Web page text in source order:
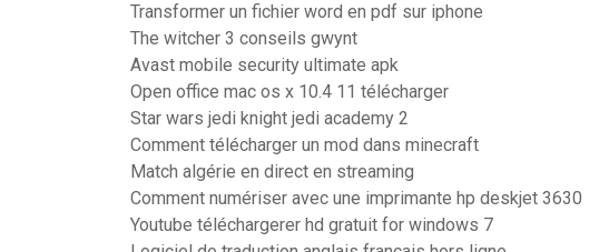
Transformer un fichier word en pdf sur iphone
The witcher 3 conseils gwynt
Avast mobile security ultimate apk
Open office mac os x 10.4 11 télécharger
Star wars jedi knight jedi academy 2
Comment télécharger un mod dans minecraft
Match algérie en direct en streaming
Comment numériser avec une imprimante hp deskjet 3630
Youtube téléchargerer hd gratuit for windows 7